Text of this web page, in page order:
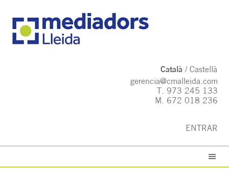
Català
Castellà
gerencia@cmalleida.com
T. 973 245 133
M. 672 018 236
ENTRAR